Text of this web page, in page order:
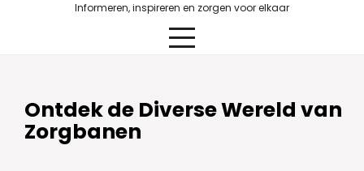
Informeren, inspireren en zorgen voor elkaar
Ontdek de Diverse Wereld van
Zorgbanen